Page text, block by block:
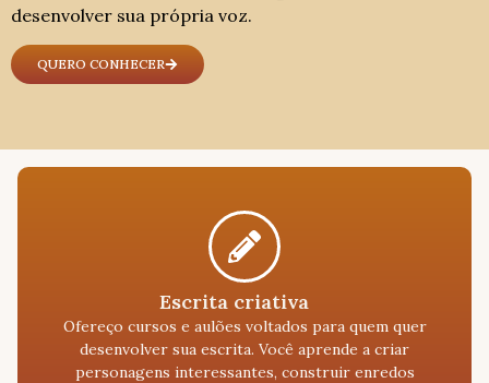
desenvolver sua própria voz.
QUERO CONHECER
Escrita criativa
Ofereço cursos e aulões voltados para quem quer
desenvolver sua escrita. Você aprende a criar
personagens interessantes, construir enredos